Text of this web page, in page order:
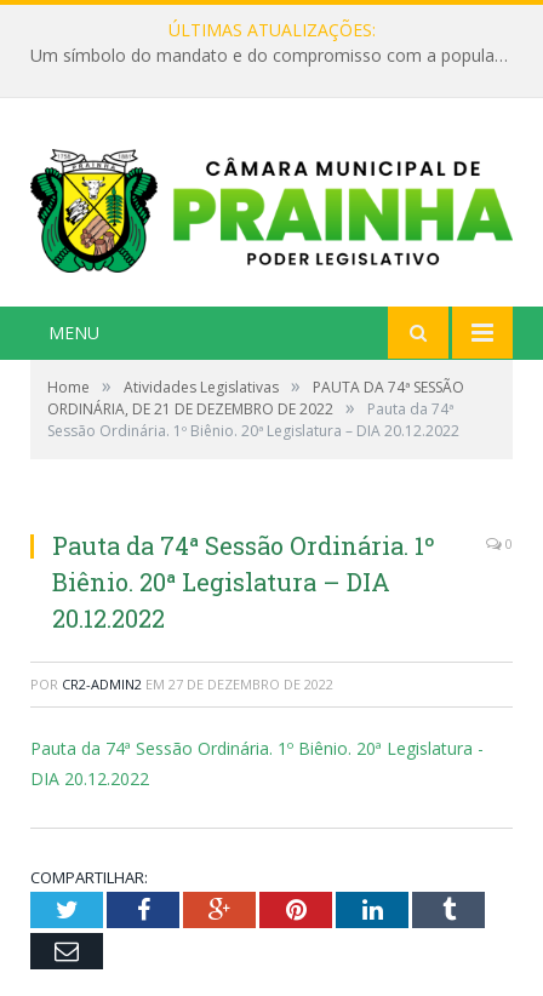
ÚLTIMAS ATUALIZAÇÕES:
Um símbolo do mandato e do compromisso com a população
MENU
Home » Atividades Legislativas »
PAUTA DA 74ª SESSÃO
ORDINÁRIA, DE 21 DE DEZEMBRO DE 2022 »
Pauta da 74ª
Sessão Ordinária. 1º Biênio. 20ª Legislatura – DIA 20.12.2022
Pauta da 74ª Sessão Ordinária. 1º
Biênio. 20ª Legislatura – DIA
20.12.2022
0
POR CR2-ADMIN2 EM 27 DE DEZEMBRO DE 2022
Pauta da 74ª Sessão Ordinária. 1º Biênio. 20ª Legislatura -
DIA 20.12.2022
COMPARTILHAR:
TwitterFacebookGoogle+PinterestLinkedInTumblr
Email